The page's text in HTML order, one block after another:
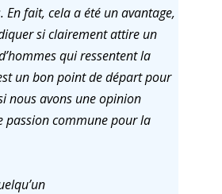
En fait, cela a été un avantage,
si clairement attire un
qui ressentent la
un bon point de départ pour
nous avons une opinion
passion commune pour la